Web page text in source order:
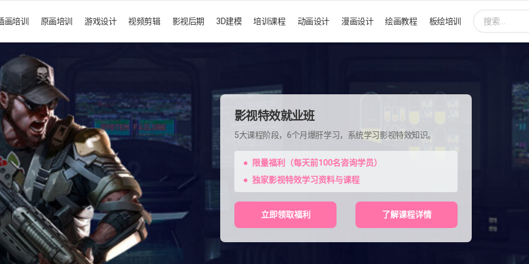
画培训 原画培训 游戏设计 视频剪辑 影视后期 3D建模 培训课程 动画设计 漫画设计 绘画教程 板绘培训
影视特效就业班
5大课程阶段，6个月爆肝学习，系统学习影视特效知识。
限量福利（每天前100名咨询学员）
独家影视特效学习资料与课程
立即领取福利 了解课程详情